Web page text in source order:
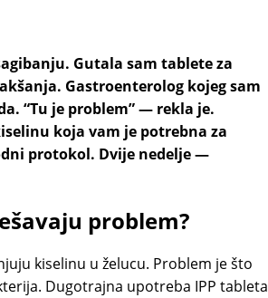
Gutala sam tablete za
Gastroenterolog kojeg sam
“Tu je problem” — rekla je.
koja vam je potrebna za
protokol. Dvije nedelje —
problem?
kiselinu u želucu. Problem je što
Dugotrajna upotreba IPP tableta